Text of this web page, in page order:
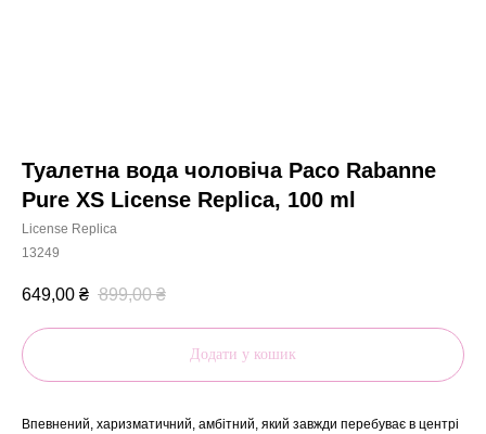
Туалетна вода чоловіча Paco Rabanne
Pure XS License Replica, 100 ml
License Replica
13249
649,00 ₴ 899,00 ₴
Додати у кошик
Впевнений, харизматичний, амбітний, який завжди перебуває в центрі